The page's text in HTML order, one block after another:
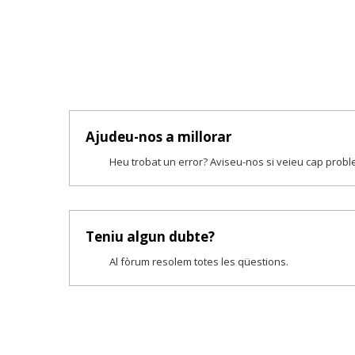
Ajudeu-nos a millorar
Heu trobat un error? Aviseu-nos si veieu cap
Teniu algun dubte?
Al fòrum resolem totes les qüestions.